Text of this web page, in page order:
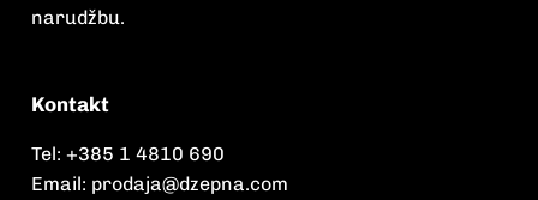
narudžbu.
Kontakt
Tel: +385 1 4810 690
Email: prodaja@dzepna.com